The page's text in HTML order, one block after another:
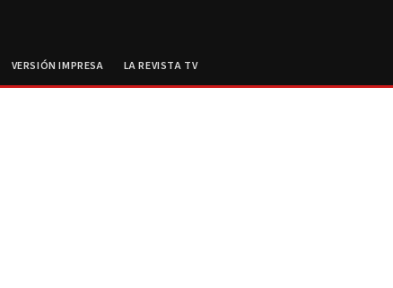
VERSIÓN IMPRESA LA REVISTA TV